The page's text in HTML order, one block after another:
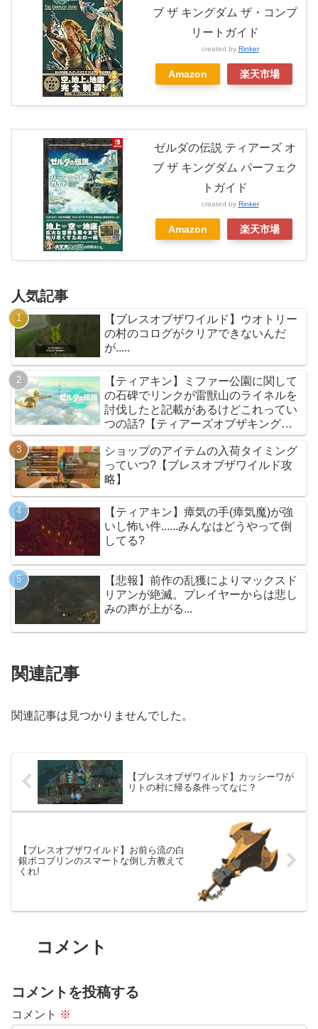
ブ ザ キングダム ザ・コンプ
リートガイド
created by Rinker
Amazon 楽天市場
ゼルダの伝説 ティアーズ オ
ブ ザ キングダム パーフェク
トガイド
created by Rinker
Amazon 楽天市場
人気記事
【ブレスオブザワイルド】ウオトリー
の村のコログがクリアできないんだ
が.....
【ティアキン】ミファー公園に関して
の石碑でリンクが雷獣山のライネルを
討伐したと記載があるけどこれってい
つの話?【ティアーズオブザキングダ
ム】
ショップのアイテムの入荷タイミング
っていつ?【ブレスオブザワイルド攻
略】
【ティアキン】瘴気の手(瘴気魔)が強
いし怖い件......みんなはどうやって倒
してる?
【悲報】前作の乱獲によりマックスド
リアンが絶滅。プレイヤーからは悲し
みの声が上がる...
関連記事
関連記事は見つかりませんでした。
【ブレスオブザワイルド】カッシーワが
リトの村に帰る条件ってなに？
【ブレスオブザワイルド】お前ら流の白
銀ボコブリンのスマートな倒し方教えて
くれ!
コメント
コメントを投稿する
コメント ※